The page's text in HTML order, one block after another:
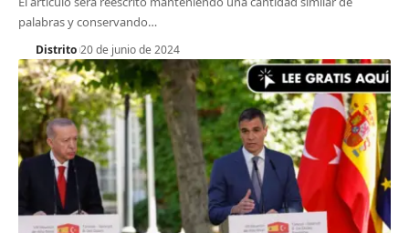
palabras y conservando…
Distrito 20 de junio de 2024